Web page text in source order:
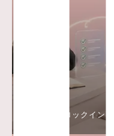
ベンダーロックイン